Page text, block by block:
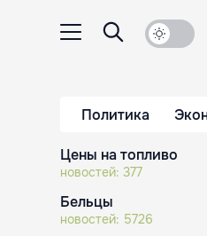
Политика
Цены на топливо
новостей: 377
Бельцы
новостей: 5726